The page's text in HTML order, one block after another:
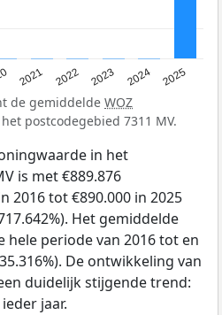
2021 2022 2023 2024 2025
de gemiddelde WOZ
postcodegebied 7311 MV.
in het
is met €889.876
2016 tot €890.000 in 2025
Het gemiddelde
hele periode van 2016 tot en
De ontwikkeling van
duidelijk stijgende trend:
jaar.